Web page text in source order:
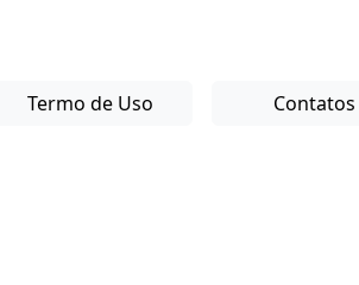
Termo de Uso Contatos